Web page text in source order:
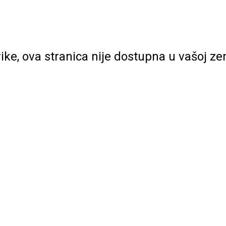
ova stranica nije dostupna u vašoj